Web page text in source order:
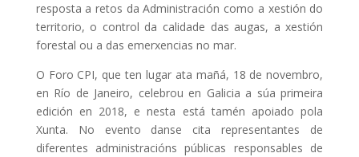
resposta a retos da Administración como a xestión do
territorio, o control da calidade das augas, a xestión
forestal ou a das emerxencias no mar.
O Foro CPI, que ten lugar ata mañá, 18 de novembro,
en Río de Janeiro, celebrou en Galicia a súa primeira
edición en 2018, e nesta está tamén apoiado pola
Xunta. No evento danse cita representantes de
diferentes administracións públicas responsables de